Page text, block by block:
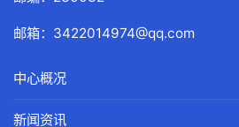
邮箱：3422014974@qq.com
中心概况
新闻资讯